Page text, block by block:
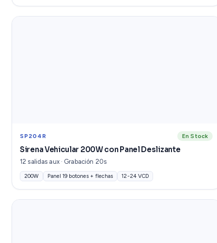
SP204R En Stock
Sirena Vehicular 200W con Panel Deslizante
12 salidas aux · Grabación 20s
200W Panel 19 botones + flechas 12-24 VCD